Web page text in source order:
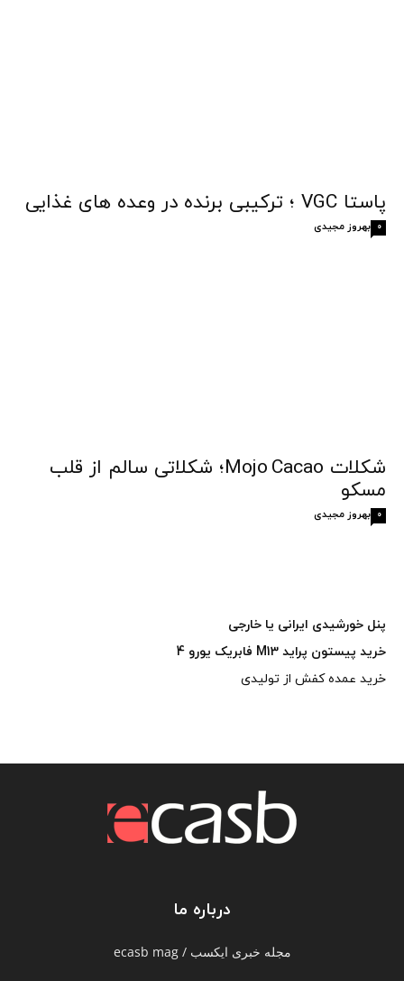
پاستا VGC ؛ ترکیبی برنده در وعده های غذایی
بهروز مجیدی 0
شکلات Mojo Cacao؛ شکلاتی سالم از قلب
مسکو
بهروز مجیدی 0
پنل خورشیدی ایرانی یا خارجی
خرید پیستون پراید M13 فابریک یورو 4
خرید عمده کفش از تولیدی
درباره ما
مجله خبری ایکسب / ecasb mag